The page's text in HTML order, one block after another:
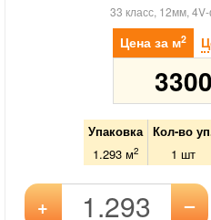
33 класс, 12мм,
Цена за м2
3300
Упаковка Кол-во
1.293 м2 1 шт
+ –